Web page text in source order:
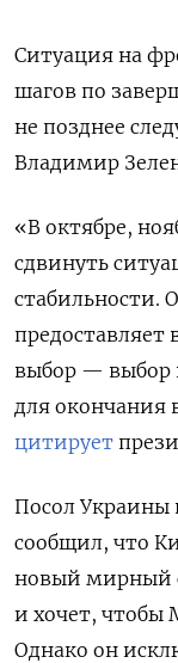
Ситуация на
шагов по
не позднее
Владимир
«В октябре,
сдвинуть
стабильности.
предоставляет
выбор — выбор
для окончания
цитирует
Посол Украины
сообщил, что
новый мирный
и хочет, чтобы
Однако он